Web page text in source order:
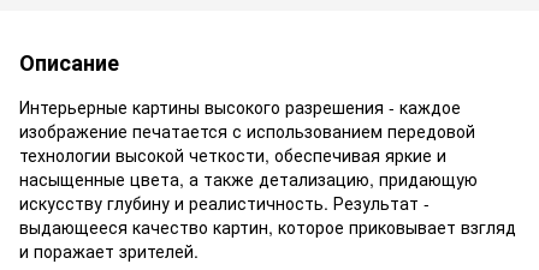
Описание
Интерьерные картины высокого разрешения - каждое
изображение печатается с использованием передовой
технологии высокой четкости, обеспечивая яркие и
насыщенные цвета, а также детализацию, придающую
искусству глубину и реалистичность. Результат -
выдающееся качество картин, которое приковывает взгляд
и поражает зрителей.